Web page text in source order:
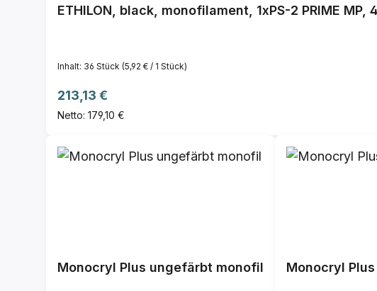
Inhalt: 36 Stück (5,92 € / 1 Stück)
Regulärer Preis:
213,13 €
Netto: 179,10 €
Monocryl Plus ungefärbt monofil Monocryl